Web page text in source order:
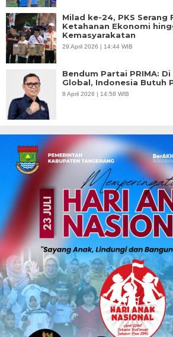
Milad ke-24, PKS Serang
Ketahanan Ekonomi
Kemasyarakatan
29 April 2026 | 14:44 WIB
Bendum Partai PRIMA:
Global, Indonesia Butuh
8 April 2026 | 14:58 WIB